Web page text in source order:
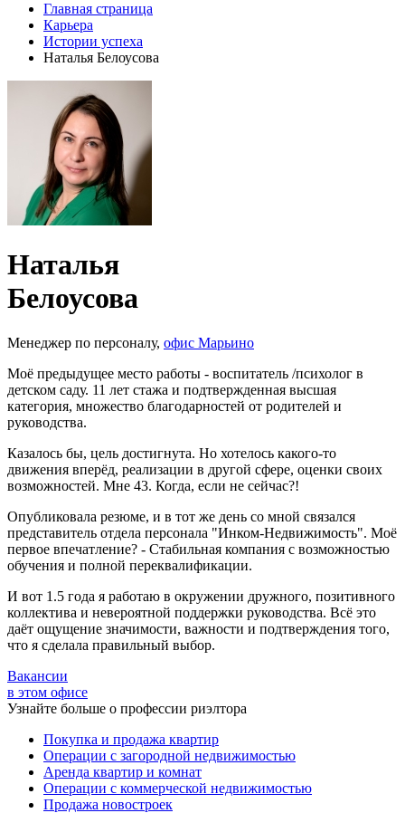
Главная страница
Карьера
Истории успеха
Наталья Белоусова
Наталья
Белоусова
Менеджер по персоналу, офис Марьино
Моё предыдущее место работы - воспитатель /психолог в
детском саду. 11 лет стажа и подтвержденная высшая
категория, множество благодарностей от родителей и
руководства.
Казалось бы, цель достигнута. Но хотелось какого-то
движения вперёд, реализации в другой сфере, оценки своих
возможностей. Мне 43. Когда, если не сейчас?!
Опубликовала резюме, и в тот же день со мной связался
представитель отдела персонала "Инком-Недвижимость". Моё
первое впечатление? - Стабильная компания с возможностью
обучения и полной переквалификации.
И вот 1.5 года я работаю в окружении дружного, позитивного
коллектива и невероятной поддержки руководства. Всё это
даёт ощущение значимости, важности и подтверждения того,
что я сделала правильный выбор.
Вакансии
в этом офисе
Узнайте больше о профессии риэлтора
Покупка и продажа квартир
Операции с загородной недвижимостью
Аренда квартир и комнат
Операции с коммерческой недвижимостью
Продажа новостроек